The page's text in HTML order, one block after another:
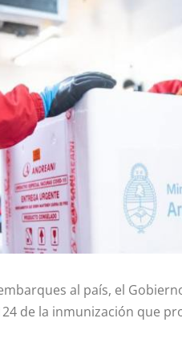
al país, el
de la inmunización que